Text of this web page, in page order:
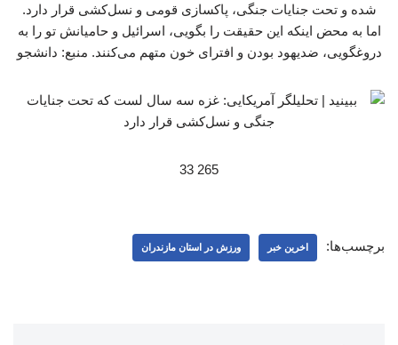
شده و تحت جنایات جنگی، پاکسازی قومی و نسل‌کشی قرار دارد.
اما به محض اینکه این حقیقت را بگویی، اسرائیل و حامیانش تو را به
دروغگویی، ضدیهود بودن و افترای خون متهم می‌کنند. منبع: دانشجو
265 33
برچسب‌ها: اخرین خبر ورزش در استان مازندران